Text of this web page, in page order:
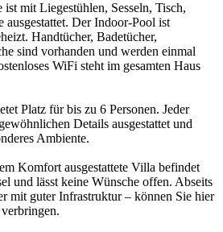
ist mit Liegestühlen, Sesseln, Tisch,
ausgestattet. Der Indoor-Pool ist
Handtücher, Badetücher,
sind vorhanden und werden einmal
WiFi steht im gesamten Haus
Platz für bis zu 6 Personen. Jeder
Details ausgestattet und
Ambiente.
Komfort ausgestattete Villa befindet
und lässt keine Wünsche offen. Abseits
mit guter Infrastruktur – können Sie hier